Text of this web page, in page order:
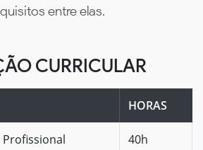
entre elas.
CURRICULAR
HORAS
40h